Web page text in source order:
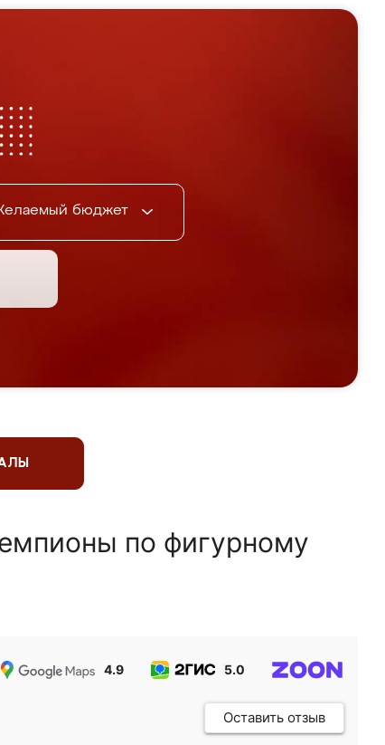
бюджет
по фигурному
4.9 5.0
Оставить отзыв